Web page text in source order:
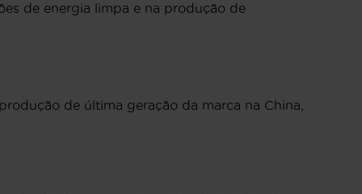
de energia limpa e na produção de
de última geração da marca na China,